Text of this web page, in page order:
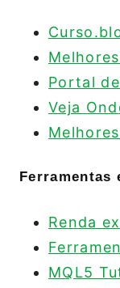
Portal
Veja
Ferramentas
Renda
MQL5